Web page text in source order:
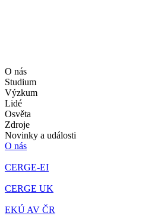
O nás
Studium
Výzkum
Lidé
Osvěta
Zdroje
Novinky a události
O nás
CERGE-EI
CERGE UK
EKÚ AV ČR